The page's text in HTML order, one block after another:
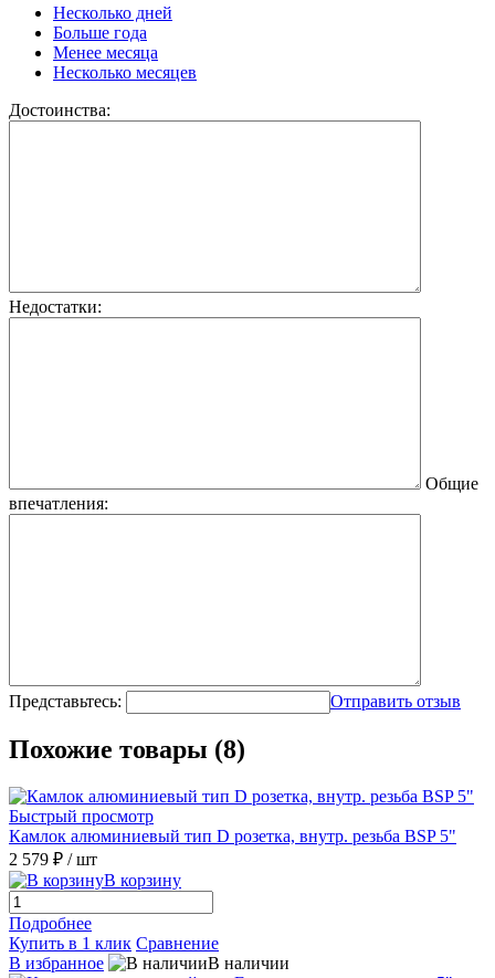
Несколько дней
Больше года
Менее месяца
Несколько месяцев
Достоинства:
Недостатки:
Общие
впечатления:
Представьтесь: Отправить отзыв
Похожие товары (8)
Быстрый просмотр
Камлок алюминиевый тип D розетка, внутр. резьба BSP 5"
2 579 ₽ / шт
В корзину
Подробнее
Купить в 1 клик Сравнение
В избранное
В наличии